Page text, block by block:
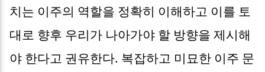
치는 이주의 역할을 정확히 이해하고 이를 토
대로 향후 우리가 나아가야 할 방향을 제시해
야 한다고 권유한다. 복잡하고 미묘한 이주 문